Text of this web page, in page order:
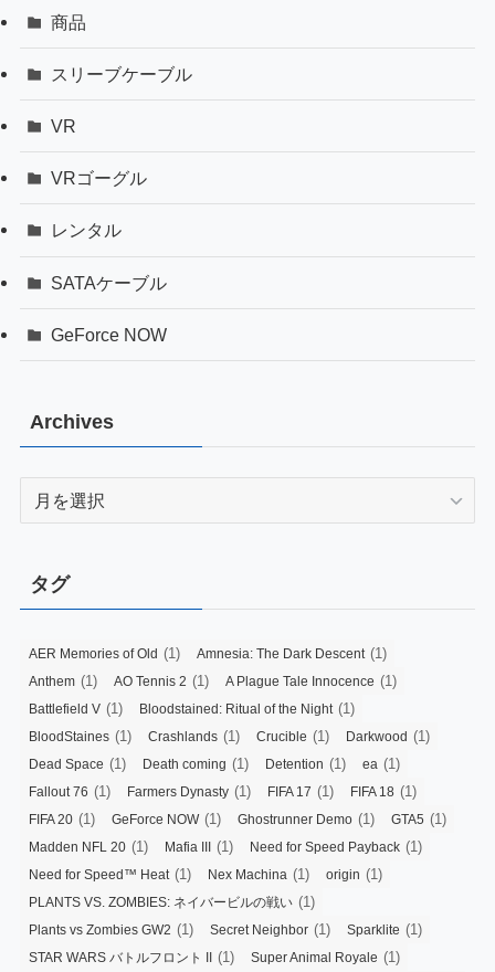
商品
スリーブケーブル
VR
VRゴーグル
レンタル
SATAケーブル
GeForce NOW
Archives
Archives
タグ
AER Memories of Old (1) Amnesia: The Dark Descent (1)
Anthem (1) AO Tennis 2 (1) A Plague Tale Innocence (1)
Battlefield V (1) Bloodstained: Ritual of the Night (1)
BloodStaines (1) Crashlands (1) Crucible (1) Darkwood (1)
Dead Space (1) Death coming (1) Detention (1) ea (1)
Fallout 76 (1) Farmers Dynasty (1) FIFA 17 (1) FIFA 18 (1)
FIFA 20 (1) GeForce NOW(1) Ghostrunner Demo (1) GTA5 (1)
Madden NFL 20 (1) Mafia III (1) Need for Speed Payback (1)
Need for Speed™ Heat (1) Nex Machina (1) origin (1)
PLANTS VS. ZOMBIES: ネイバービルの戦い (1)
Plants vs Zombies GW2 (1) Secret Neighbor (1) Sparklite (1)
STAR WARS バトルフロント II (1) Super Animal Royale (1)